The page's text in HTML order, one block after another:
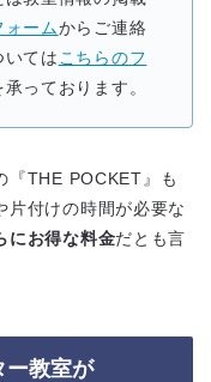
ォームからご連絡
ては こちらのフ
っております。
『THE POCKET』も
片付けの時間が必要な
にお得な料金だとも言
ー教室が